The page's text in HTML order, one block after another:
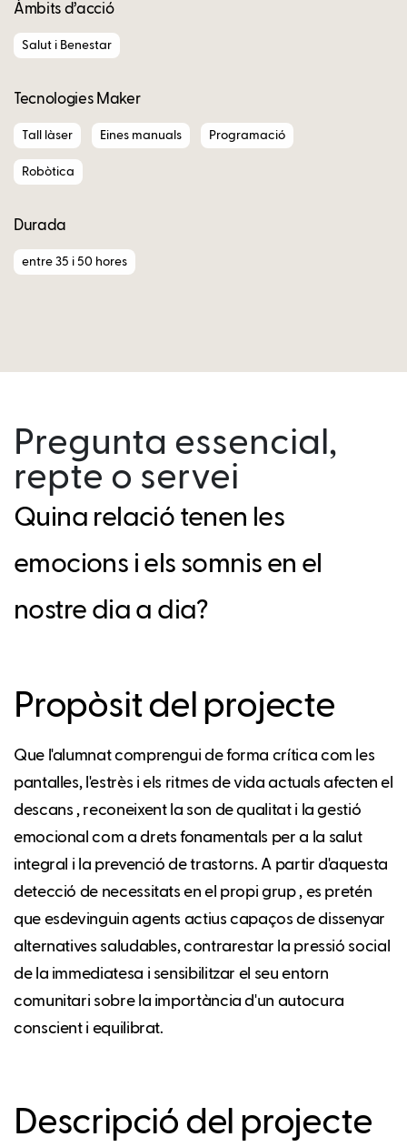
Àmbits d’acció
Salut i Benestar
Tecnologies Maker
Tall làser Eines manuals Programació
Robòtica
Durada
entre 35 i 50 hores
Pregunta essencial,
repte o servei
Quina relació tenen les
emocions i els somnis en el
nostre dia a dia?
Propòsit del projecte
Que l'alumnat comprengui de forma crítica com les
pantalles, l'estrès i els ritmes de vida actuals afecten el
descans , reconeixent la son de qualitat i la gestió
emocional com a drets fonamentals per a la salut
integral i la prevenció de trastorns. A partir d'aquesta
detecció de necessitats en el propi grup , es pretén
que esdevinguin agents actius capaços de dissenyar
alternatives saludables, contrarestar la pressió social
de la immediatesa i sensibilitzar el seu entorn
comunitari sobre la importància d'un autocura
conscient i equilibrat.
Descripció del projecte